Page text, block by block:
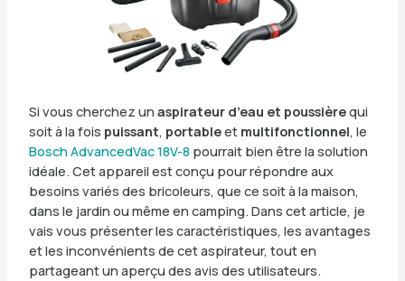
Si vous cherchez un aspirateur d’eau et poussièrequi
soit à la fois puissant, portableet multifonctionnel, le
Bosch AdvancedVac 18V-8 pourrait bien être la solution
idéale. Cet appareil est conçu pour répondre aux
besoins variés des bricoleurs, que ce soit à la maison,
dans le jardin ou même en camping. Dans cet article, je
vais vous présenter les caractéristiques, les avantages
et les inconvénients de cet aspirateur, tout en
partageant un aperçu des avis des utilisateurs.